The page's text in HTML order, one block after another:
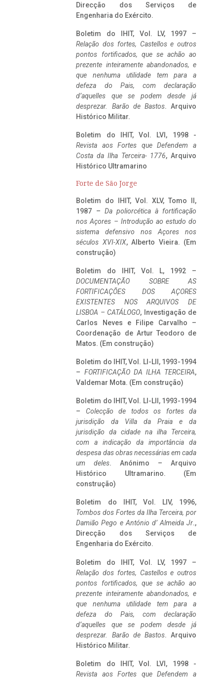
Direcção dos Serviços de
Engenharia do Exército.
Boletim do IHIT, Vol. LV, 1997 –
Relação dos fortes, Castellos e outros
pontos fortificados, que se achão ao
prezente inteiramente abandonados, e
que nenhuma utilidade tem para a
defeza do Pais, com declaração
d’aquelles que se podem desde já
desprezar. Barão de Bastos. Arquivo
Histórico Militar.
Boletim do IHIT, Vol. LVI, 1998 -
Revista aos Fortes que Defendem a
Costa da Ilha Terceira- 1776, Arquivo
Histórico Ultramarino
Forte de São Jorge
Boletim do IHIT, Vol. XLV, Tomo II,
1987 – Da poliorcética à fortificação
nos Açores – Introdução ao estudo do
sistema defensivo nos Açores nos
séculos XVI-XIX, Alberto Vieira. (Em
construção)
Boletim do IHIT, Vol. L, 1992 –
DOCUMENTAÇÃO SOBRE AS
FORTIFICAÇÕES DOS AÇORES
EXISTENTES NOS ARQUIVOS DE
LISBOA – CATÁLOGO, Investigação de
Carlos Neves e Filipe Carvalho –
Coordenação de Artur Teodoro de
Matos. (Em construção)
Boletim do IHIT, Vol. LI-LII, 1993-1994
– FORTIFICAÇÃO DA ILHA TERCEIRA,
Valdemar Mota. (Em construção)
Boletim do IHIT, Vol. LI-LII, 1993-1994
– Colecção de todos os fortes da
jurisdição da Villa da Praia e da
jurisdição da cidade na ilha Terceira,
com a indicação da importância da
despesa das obras necessárias em cada
um deles. Anónimo – Arquivo
Histórico Ultramarino. (Em
construção)
Boletim do IHIT, Vol. LIV, 1996,
Tombos dos Fortes da Ilha Terceira, por
Damião Pego e António d’ Almeida Jr.,
Direcção dos Serviços de
Engenharia do Exército.
Boletim do IHIT, Vol. LV, 1997 –
Relação dos fortes, Castellos e outros
pontos fortificados, que se achão ao
prezente inteiramente abandonados, e
que nenhuma utilidade tem para a
defeza do Pais, com declaração
d’aquelles que se podem desde já
desprezar. Barão de Bastos. Arquivo
Histórico Militar.
Boletim do IHIT, Vol. LVI, 1998 -
Revista aos Fortes que Defendem a